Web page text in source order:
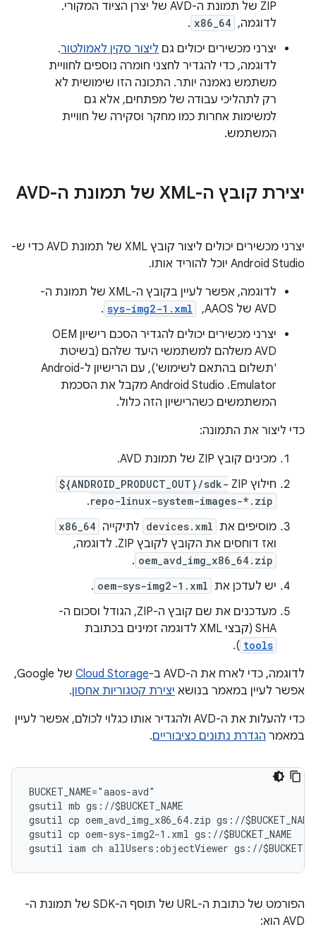
ZIP של תמונת ה-AVD של יצרן הציוד המקורי.
לדוגמה, x86_64
.
יצרני מכשירים יכולים גם ליצור סקין לאמולטור.
לדוגמה, כדי להגדיר לחצני חומרה נוספים לחוויית
משתמש נאמנה יותר. התכונה הזו שימושית לא
רק לתהליכי עבודה של מפתחים, אלא גם
למשימות אחרות כמו מחקר וסקירה של חוויית
המשתמש.
יצירת קובץ ה-XML של תמונת ה-AVD
יצרני מכשירים יכולים ליצור קובץ XML של תמונת AVD כדי ש-
Android Studio יוכל להוריד אותו.
לדוגמה, אפשר לעיין בקובץ ה-XML של תמונת ה-
AVD של AAOS, ‏
sys-img2-1.xml
.
יצרני מכשירים יכולים להגדיר הסכם רישיון OEM
AVD משלהם למשתמשי היעד שלהם (בשיטת
'תשלום בהתאם לשימוש'), עם הרישיון ל-Android
Emulator. ‫Android Studio מקבל את הסכמת
המשתמשים כשהרישיון הזה כלול.
כדי ליצור את התמונה:
מכינים קובץ ZIP של תמונת AVD.
חילוץ ZIP
${ANDROID_PRODUCT_OUT}/sdk-
repo-linux-system-images-*.zip
.
מוסיפים את devices.xml לתיקייה x86_64
ואז דוחסים את הקובץ לקובץ ZIP. לדוגמה,
oem_avd_img_x86_64.zip
.
יש לעדכן את oem-sys-img2-1.xml
.
מעדכנים את שם קובץ ה-ZIP, הגודל וסכום ה-
SHA (קבצי XML לדוגמה זמינים בכתובת
tools
).
לדוגמה, כדי לארח את ה-AVD ב-
Cloud Storage
של Google,
אפשר לעיין במאמר בנושא יצירת קטגוריות אחסון.
כדי להעלות את ה-AVD ולהגדיר אותו כגלוי לכולם, אפשר לעיין
במאמר הגדרת נתונים כציבוריים.
BUCKET_NAME="aaos-avd"
gsutil mb gs://$BUCKET_NAME
gsutil cp oem_avd_img_x86_64.zip gs://$BUCKET_NAME
gsutil cp oem-sys-img2-1.xml gs://$BUCKET_NAME
gsutil iam ch allUsers:objectViewer gs://
הפורמט של כתובת ה-URL של תוסף ה-SDK של תמונת ה-
AVD הוא: